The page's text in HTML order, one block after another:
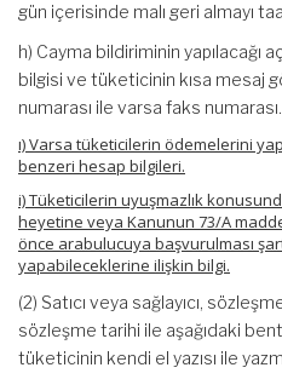
gün içerisinde malı geri almayı
h) Cayma bildiriminin yapılacağı
bilgisi ve tüketicinin kısa mesaj
numarası ile varsa faks numarası.
ı) Varsa tüketicilerin ödemelerini
benzeri hesap bilgileri.
i) Tüketicilerin uyuşmazlık
heyetine veya Kanunun 73/A
önce arabulucuya başvurulması
yapabileceklerine ilişkin bilgi.
(2) Satıcı veya sağlayıcı,
sözleşme tarihi ile aşağıdaki
tüketicinin kendi el yazısı ile